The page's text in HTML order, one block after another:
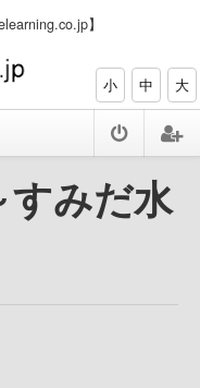
】
小 中 大
みだ水